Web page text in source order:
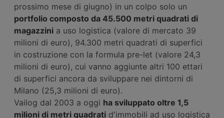
prossimo mese di giugno) in un colpo solo un
portfolio composto da 45.500 metri quadrati di
magazzini a uso logistica (valore di mercato 39
milioni di euro), 94.300 metri quadrati di superfici
in costruzione con la formula pre-let (valore 24,3
milioni di euro), cui vanno aggiunte altri 100 ettari
di superfici ancora da sviluppare nei dintorni di
Milano (25,3 milioni di euro).
Vailog dal 2003 a oggi ha sviluppato oltre 1,5
milioni di metri quadrati d'immobili ad uso logistica